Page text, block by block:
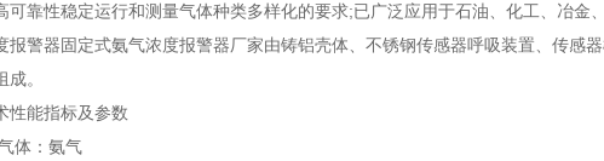
可靠性稳定运行和测量气体种类多样化的要求;已广泛应用于石油、化工、冶金
器固定式氨气浓度报警器厂家由铸铝壳体、不锈钢传感器呼吸装置、传感器
。
能指标及参数
：氨气